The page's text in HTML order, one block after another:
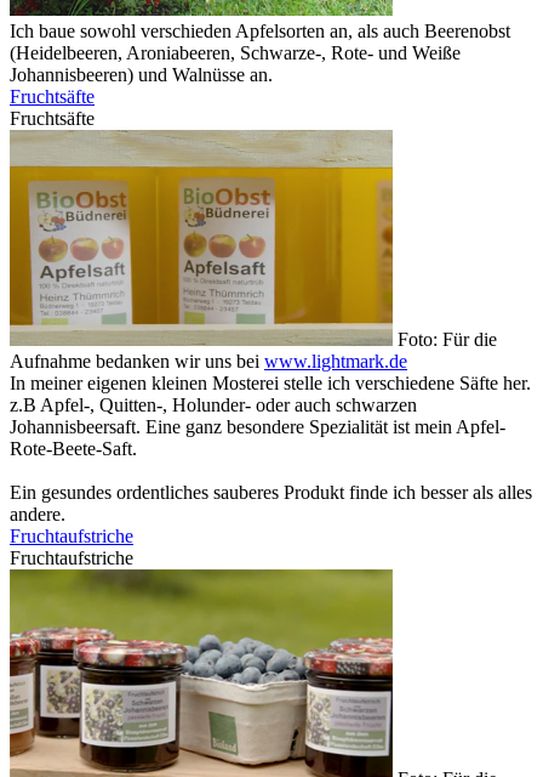
Ich baue sowohl verschieden Apfelsorten an, als auch Beerenobst
(Heidelbeeren, Aroniabeeren, Schwarze-, Rote- und Weiße
Johannisbeeren) und Walnüsse an.
Fruchtsäfte
Fruchtsäfte
Foto: Für die
Aufnahme bedanken wir uns bei www.lightmark.de
In meiner eigenen kleinen Mosterei stelle ich verschiedene Säfte her.
z.B Apfel-, Quitten-, Holunder- oder auch schwarzen
Johannisbeersaft. Eine ganz besondere Spezialität ist mein Apfel-
Rote-Beete-Saft.
Ein gesundes ordentliches sauberes Produkt finde ich besser als alles
andere.
Fruchtaufstriche
Fruchtaufstriche